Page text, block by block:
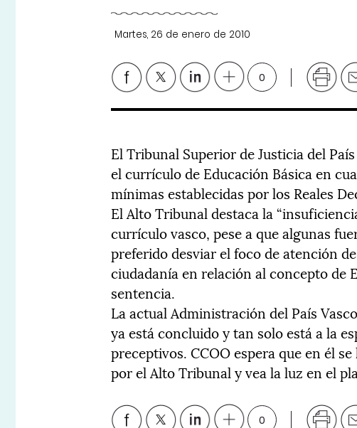
Martes, 26 de enero de 2010
0
El Tribunal Superior de Justicia del
el currículo de Educación Básica en
mínimas establecidas por los Reales
El Alto Tribunal destaca la
currículo vasco, pese a que algunas
preferido desviar el foco de atención
ciudadanía en relación al concepto de
sentencia.
La actual Administración del País
ya está concluido y tan solo está a la
preceptivos. CCOO espera que en él
por el Alto Tribunal y vea la luz en el
0